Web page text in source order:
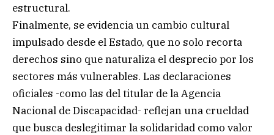
estructural.
Finalmente, se evidencia un cambio cultural
impulsado desde el Estado, que no solo recorta
derechos sino que naturaliza el desprecio por los
sectores más vulnerables. Las declaraciones
oficiales -como las del titular de la Agencia
Nacional de Discapacidad- reflejan una crueldad
que busca deslegitimar la solidaridad como valor